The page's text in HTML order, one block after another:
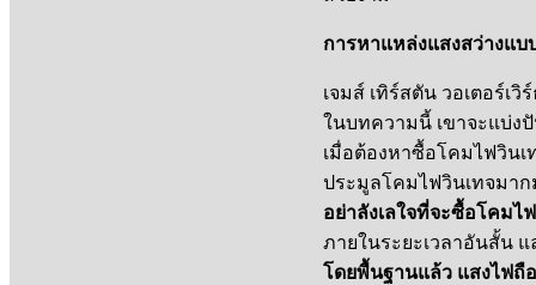
การหาแหล่งแสงสว่างแบ
เจมส์ เทิร์สตัน วอเตอร์เ
ในบทความนี้ เขาจะแบ่ง
เมื่อต้องหาซื้อโคมไฟวินเ
ประมูลโคมไฟวินเทจมาก
อย่าลังเลใจที่จะซื้อโคม
ภายในระยะเวลาอันสั้น
โดยพื้นฐานแล้ว แสงไฟถื